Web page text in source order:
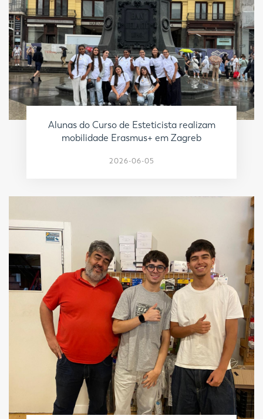
Alunas do Curso de Esteticista realizam
mobilidade Erasmus+ em Zagreb
2026-06-05